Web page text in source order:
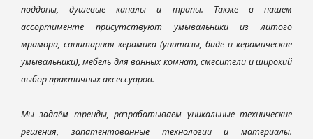
поддоны, душевые каналы и трапы. Также в нашем
ассортименте присутствуют умывальники из литого
мрамора, санитарная керамика (унитазы, биде и керамические
умывальники), мебель для ванных комнат, смесители и широкий
выбор практичных аксессуаров.
Мы задаём тренды, разрабатываем уникальные технические
решения, запатентованные технологии и материалы.